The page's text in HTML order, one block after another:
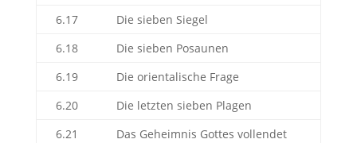
6.17
Die sieben Siegel
6.18
Die sieben Posaunen
6.19
Die orientalische Frage
6.20
Die letzten sieben Plagen
6.21
Das Geheimnis Gottes vollendet